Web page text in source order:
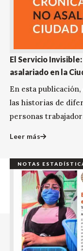
El Servicio
asalariado en la
En esta
las historias de
personas
Leer más
NOTAS